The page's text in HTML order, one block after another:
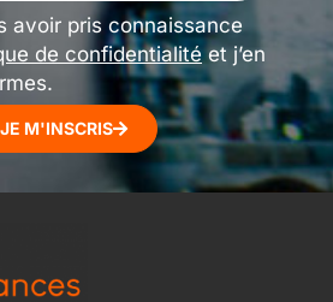
avoir pris connaissance
de confidentialité et j’en
JE M'INSCRIS